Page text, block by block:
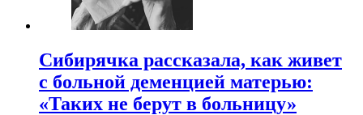
Сибирячка рассказала, как живет
с больной деменцией матерью:
«Таких не берут в больницу»